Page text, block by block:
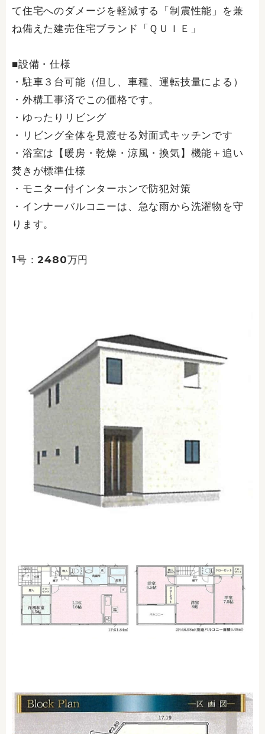
て住宅へのダメージを軽減する「制震性能」を兼
ね備えた建売住宅ブランド「ＱＵＩＥ」
■設備・仕様
・駐車３台可能（但し、車種、運転技量による）
・外構工事済でこの価格です。
・ゆったりリビング
・リビング全体を見渡せる対面式キッチンです
・浴室は【暖房・乾燥・涼風・換気】機能＋追い
焚きが標準仕様
・モニター付インターホンで防犯対策
・インナーバルコニーは、急な雨から洗濯物を守
ります。
1号：2480万円